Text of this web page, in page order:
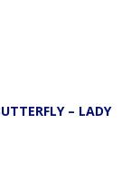
– LADY